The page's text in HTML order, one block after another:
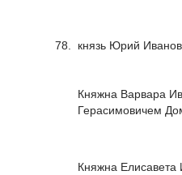
78. князь Юрий
Княжна Варвара
Герасимовичем
Княжна Елисавета